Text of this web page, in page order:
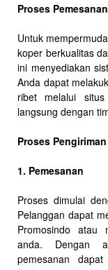
Proses
Untuk
koper berkualitas
ini menyediakan
Anda dapat
ribet melalui
langsung dengan
Proses
1. Pemesanan
Proses dimulai
Pelanggan dapat
Promosindo atau
anda. Dengan
pemesanan